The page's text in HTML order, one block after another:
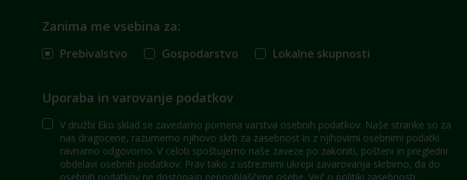
Zanima me vsebina za:
Prebivalstvo Gospodarstvo Lokalne skupnosti
Uporaba in varovanje podatkov
V družbi Eko sklad se zavedamo pomena varstva osebnih podatkov. Naše stranke so za
nas dragocene, razumemo njihovo skrb za zasebnost in z njihovimi osebnimi podatki
ravnamo odgovorno. V celoti spoštujemo naše zaveze po zakoniti, pošteni in pregledni
obdelavi osebnih podatkov. Prav tako z ustreznimi ukrepi zavarovanja skrbimo, da do
osebnih podatkov ne dostopajo nepooblaščene osebe. Več o politiki zasebnosti.